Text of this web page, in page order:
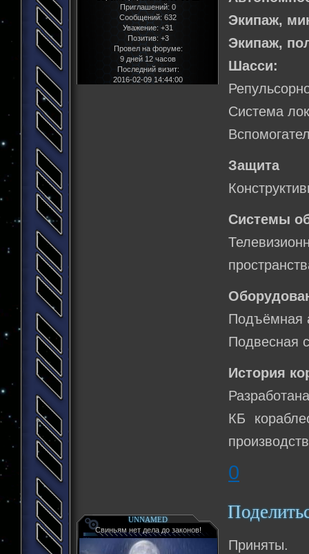
Приглашений: 0
Сообщений: 632
Уважение: +31
Позитив: +3
Провел на форуме:
9 дней 12 часов
Последний визит:
2016-02-09 14:44:00
Экипаж,
Экипаж,
Шасси:
Система
Защита
Системы
Подъёмная
Подвесная
История
КБ
0
UNNAMED
Свиньям нет дела до законов!
Приняты.